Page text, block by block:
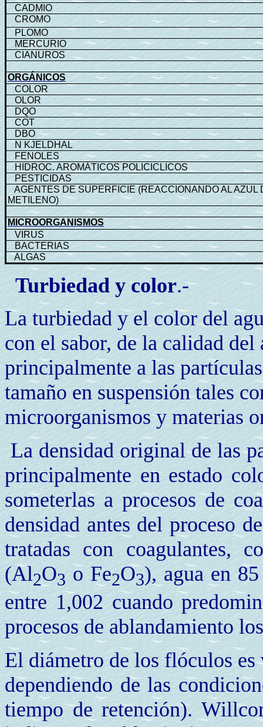
CADMIO
CROMO
PLOMO
MERCURIO
CIANUROS
ORGÁNICOS
COLOR
OLOR
DQO
COT
DBO
N KJELDHAL
FENOLES
HIDROC. AROMÁTICOS POLICICLICOS
PESTICIDAS
AGENTES DE SUPERFICIE (REACCIONANDO AL AZUL
METILENO)
MICROORGANISMOS
VIRUS
BACTERIAS
ALGAS
Turbiedad y color.-
La turbiedad y el color del
con el sabor, de la calidad del
principalmente a las
tamaño en suspensión tales
microorganismos y materias
La densidad original de las
principalmente en estado
someterlas a procesos de
densidad antes del proceso
tratadas con coagulantes,
(Al2O3 o Fe2O3), agua en
entre 1,002 cuando
procesos de ablandamiento
El diámetro de los flóculos es
dependiendo de las
tiempo de retención).